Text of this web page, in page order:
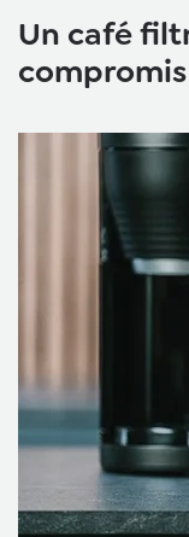
Un café
compromis